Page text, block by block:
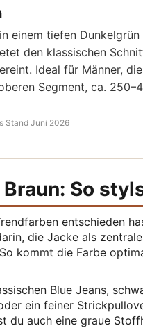
einem tiefen
den klassischen
Ideal für Männer,
Segment, ca.
Stand Juni 2026
So
entschieden
die Jacke als
kommt die Farbe
Blue Jeans,
ein feiner
du auch eine graue